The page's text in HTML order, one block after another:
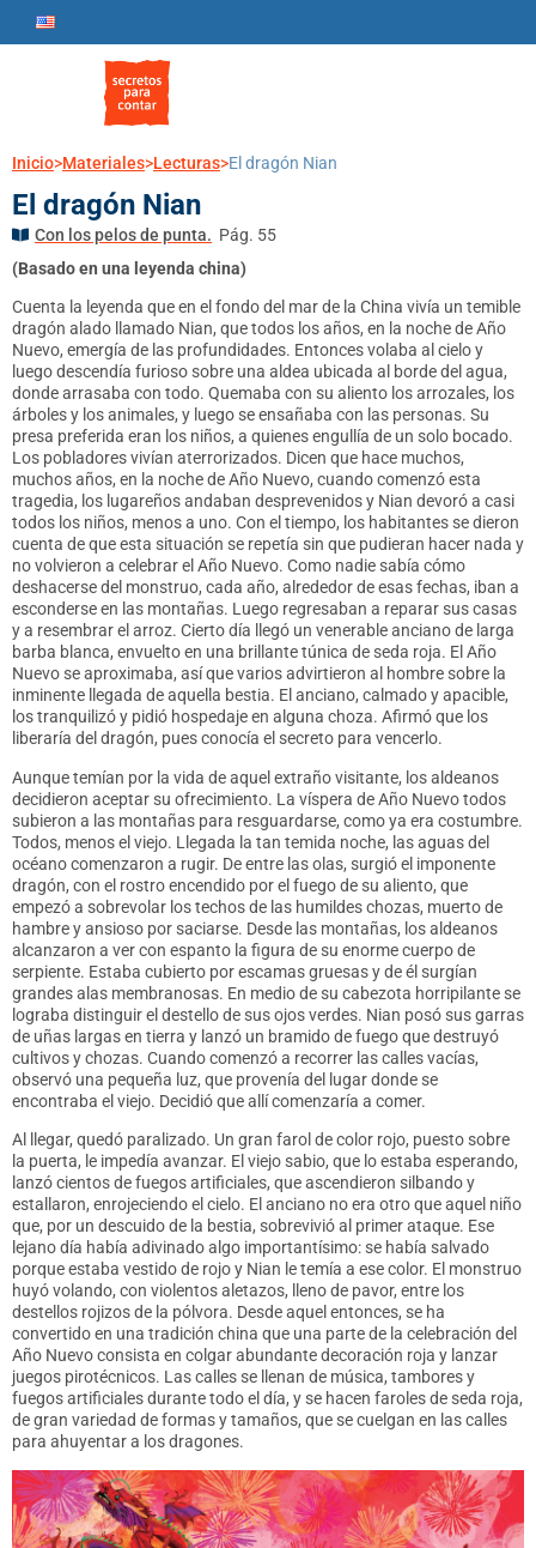
Inicio>Materiales>Lecturas>El dragón Nian
El dragón Nian
Con los pelos de punta. Pág. 55
(Basado en una leyenda china)
Cuenta la leyenda que en el fondo del mar de la China vivía un temible
dragón alado llamado Nian, que todos los años, en la noche de Año
Nuevo, emergía de las profundidades. Entonces volaba al cielo y
luego descendía furioso sobre una aldea ubicada al borde del agua,
donde arrasaba con todo. Quemaba con su aliento los arrozales, los
árboles y los animales, y luego se ensañaba con las personas. Su
presa preferida eran los niños, a quienes engullía de un solo bocado.
Los pobladores vivían aterrorizados. Dicen que hace muchos,
muchos años, en la noche de Año Nuevo, cuando comenzó esta
tragedia, los lugareños andaban desprevenidos y Nian devoró a casi
todos los niños, menos a uno. Con el tiempo, los habitantes se dieron
cuenta de que esta situación se repetía sin que pudieran hacer nada y
no volvieron a celebrar el Año Nuevo. Como nadie sabía cómo
deshacerse del monstruo, cada año, alrededor de esas fechas, iban a
esconderse en las montañas. Luego regresaban a reparar sus casas
y a resembrar el arroz. Cierto día llegó un venerable anciano de larga
barba blanca, envuelto en una brillante túnica de seda roja. El Año
Nuevo se aproximaba, así que varios advirtieron al hombre sobre la
inminente llegada de aquella bestia. El anciano, calmado y apacible,
los tranquilizó y pidió hospedaje en alguna choza. Afirmó que los
liberaría del dragón, pues conocía el secreto para vencerlo.
Aunque temían por la vida de aquel extraño visitante, los aldeanos
decidieron aceptar su ofrecimiento. La víspera de Año Nuevo todos
subieron a las montañas para resguardarse, como ya era costumbre.
Todos, menos el viejo. Llegada la tan temida noche, las aguas del
océano comenzaron a rugir. De entre las olas, surgió el imponente
dragón, con el rostro encendido por el fuego de su aliento, que
empezó a sobrevolar los techos de las humildes chozas, muerto de
hambre y ansioso por saciarse. Desde las montañas, los aldeanos
alcanzaron a ver con espanto la figura de su enorme cuerpo de
serpiente. Estaba cubierto por escamas gruesas y de él surgían
grandes alas membranosas. En medio de su cabezota horripilante se
lograba distinguir el destello de sus ojos verdes. Nian posó sus garras
de uñas largas en tierra y lanzó un bramido de fuego que destruyó
cultivos y chozas. Cuando comenzó a recorrer las calles vacías,
observó una pequeña luz, que provenía del lugar donde se
encontraba el viejo. Decidió que allí comenzaría a comer.
Al llegar, quedó paralizado. Un gran farol de color rojo, puesto sobre
la puerta, le impedía avanzar. El viejo sabio, que lo estaba esperando,
lanzó cientos de fuegos artificiales, que ascendieron silbando y
estallaron, enrojeciendo el cielo. El anciano no era otro que aquel niño
que, por un descuido de la bestia, sobrevivió al primer ataque. Ese
lejano día había adivinado algo importantísimo: se había salvado
porque estaba vestido de rojo y Nian le temía a ese color. El monstruo
huyó volando, con violentos aletazos, lleno de pavor, entre los
destellos rojizos de la pólvora. Desde aquel entonces, se ha
convertido en una tradición china que una parte de la celebración del
Año Nuevo consista en colgar abundante decoración roja y lanzar
juegos pirotécnicos. Las calles se llenan de música, tambores y
fuegos artificiales durante todo el día, y se hacen faroles de seda roja,
de gran variedad de formas y tamaños, que se cuelgan en las calles
para ahuyentar a los dragones.